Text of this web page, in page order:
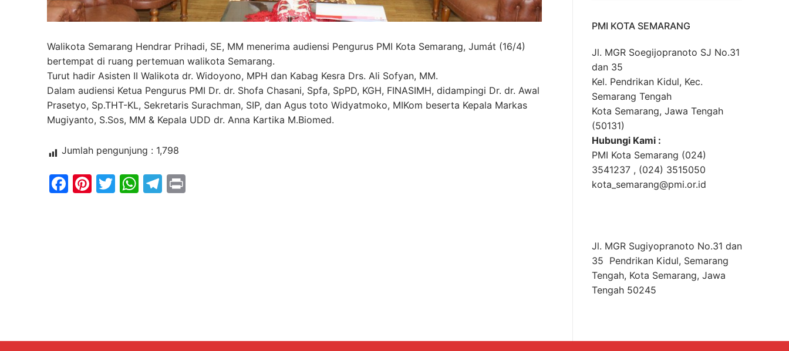
Walikota Semarang Hendrar Prihadi, SE, MM menerima audiensi Pengurus PMI Kota Semarang, Jumát (16/4)
bertempat di ruang pertemuan walikota Semarang.
Turut hadir Asisten II Walikota dr. Widoyono, MPH dan Kabag Kesra Drs. Ali Sofyan, MM.
Dalam audiensi Ketua Pengurus PMI Dr. dr. Shofa Chasani, Spfa, SpPD, KGH, FINASIMH, didampingi Dr. dr. Awal
Prasetyo, Sp.THT-KL, Sekretaris Surachman, SIP, dan Agus toto Widyatmoko, MIKom beserta Kepala Markas
Mugiyanto, S.Sos, MM & Kepala UDD dr. Anna Kartika M.Biomed.
Jumlah pengunjung : 1,798
Facebook
Pinterest
Twitter
WhatsApp
Telegram
PMI KOTA SEMARANG
Jl. MGR Soegijopranoto SJ No.31
dan 35
Kel. Pendrikan Kidul, Kec.
Semarang Tengah
Kota Semarang, Jawa Tengah
(50131)
Hubungi Kami :
PMI Kota Semarang (024)
3541237 , (024) 3515050
kota_semarang@pmi.or.id
Jl. MGR Sugiyopranoto No.31 dan
35 Pendrikan Kidul, Semarang
Tengah, Kota Semarang, Jawa
Tengah 50245